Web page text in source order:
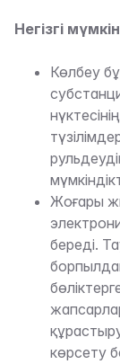
Негізгі
Көлбеу
Жоғары
береді.
көрсету